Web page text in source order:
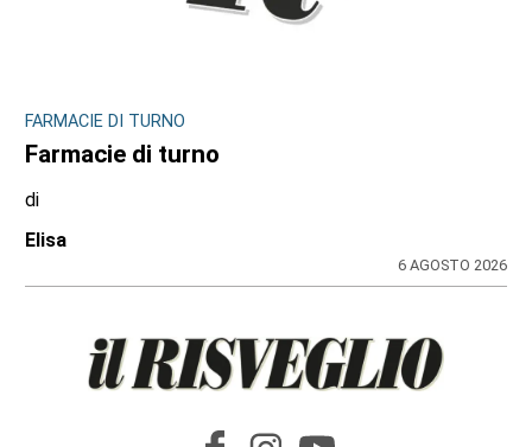
FARMACIE DI TURNO
Farmacie di turno
di
Elisa
6 AGOSTO 2026